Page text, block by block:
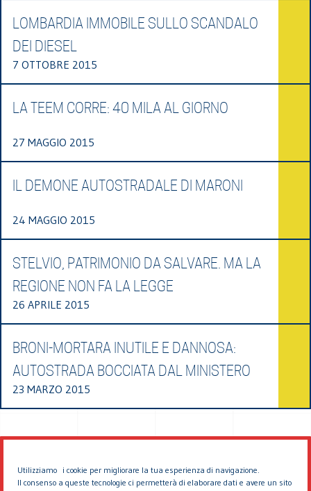
Utilizziamo i cookie per migliorare la tua esperienza di navigazione.
Il consenso a queste tecnologie ci permetterà di elaborare dati e avere un sito
LOMBARDIA IMMOBILE SULLO SCANDALO
DEI DIESEL
7 OTTOBRE 2015
LA TEEM CORRE: 40 MILA AL GIORNO
27 MAGGIO 2015
IL DEMONE AUTOSTRADALE DI MARONI
24 MAGGIO 2015
STELVIO, PATRIMONIO DA SALVARE. MA LA
REGIONE NON FA LA LEGGE
26 APRILE 2015
BRONI-MORTARA INUTILE E DANNOSA:
AUTOSTRADA BOCCIATA DAL MINISTERO
23 MARZO 2015